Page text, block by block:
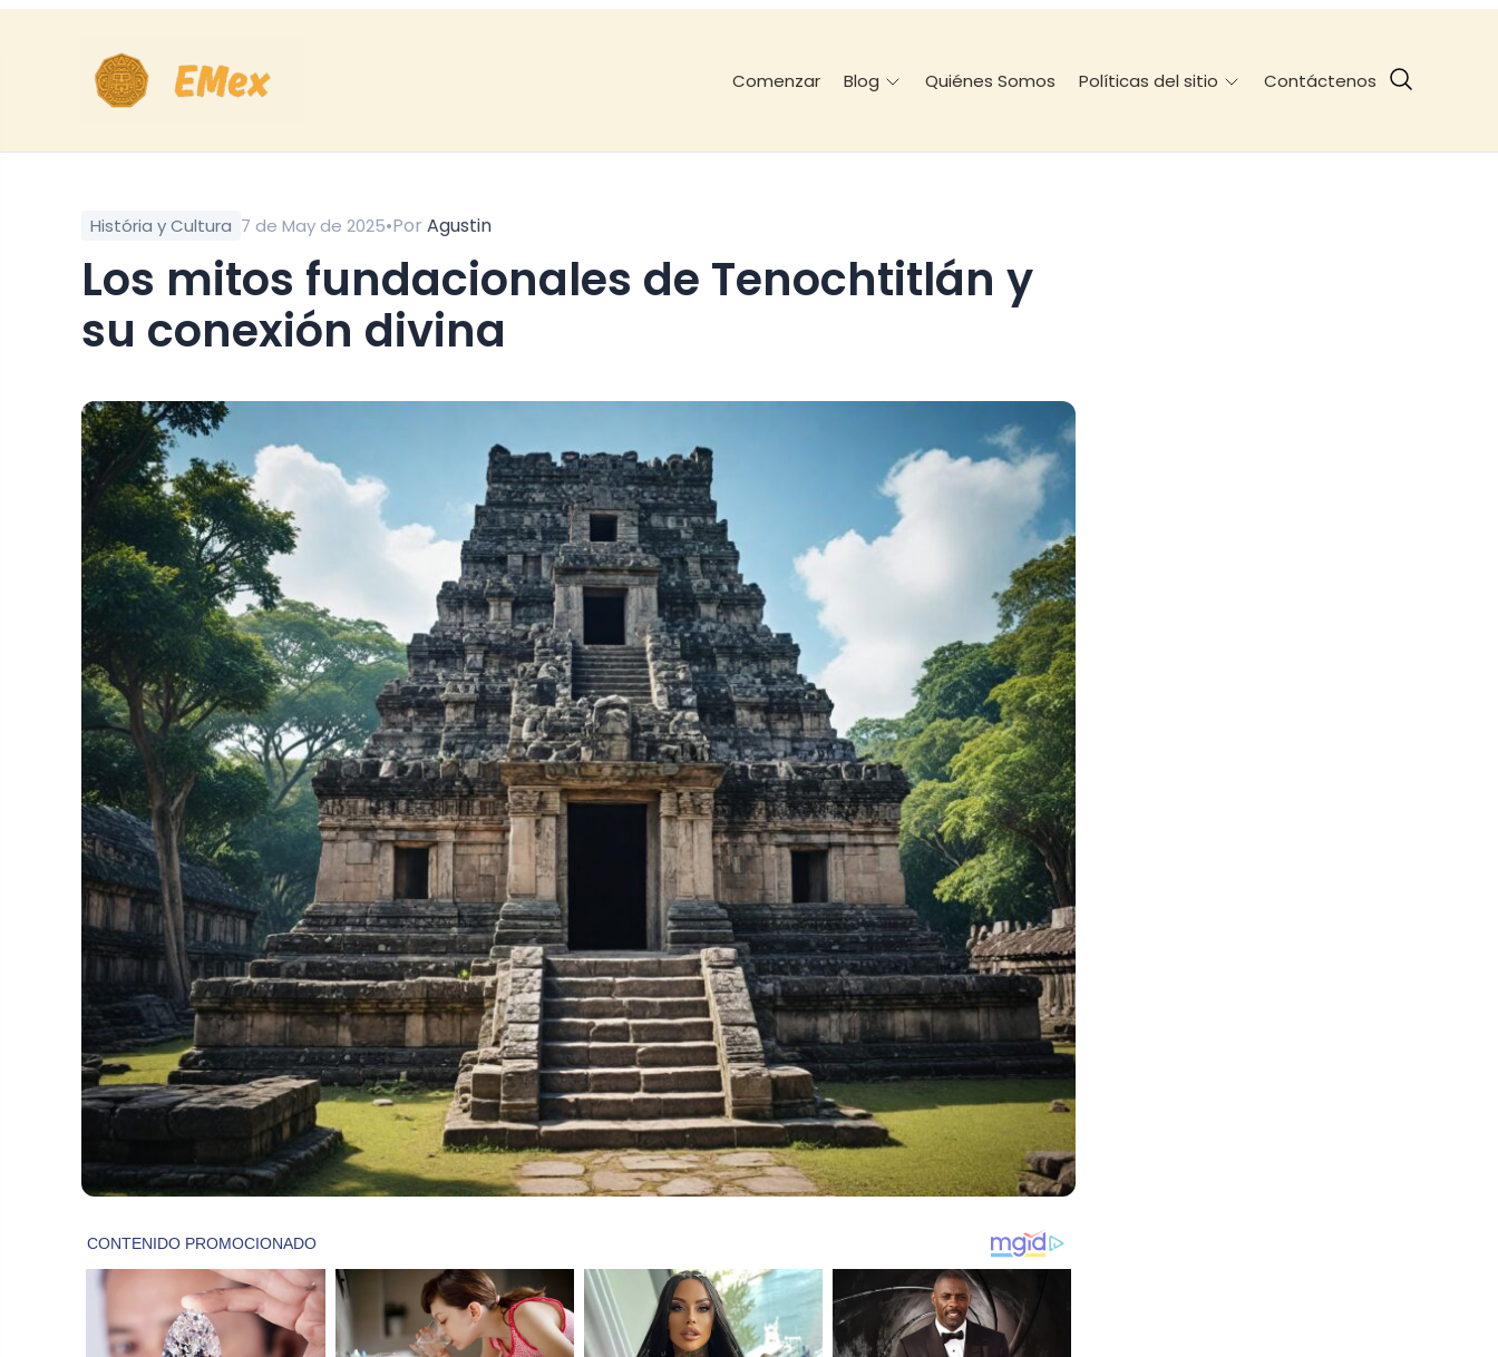
Comenzar Blog Quiénes Somos Políticas del sitio Contáctenos
História y Cultura 7 de May de 2025•Por Agustin
Los mitos fundacionales de Tenochtitlán y
su conexión divina